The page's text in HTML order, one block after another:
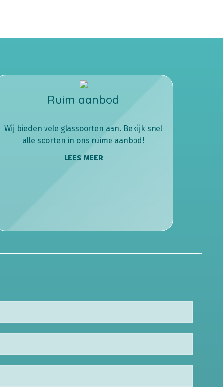
Ruim aanbod
Wij bieden vele glassoorten aan. Bekijk snel
alle soorten in ons ruime aanbod!
LEES MEER